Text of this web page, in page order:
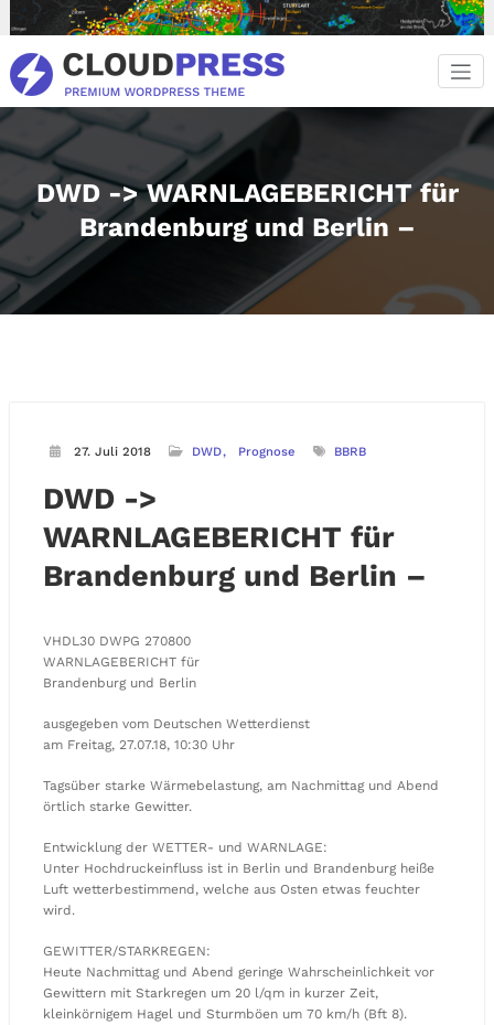
Inhalt
springen
DWD -> WARNLAGEBERICHT für
Brandenburg und Berlin –
27. Juli 2018 DWD Prognose BBRB
DWD ->
WARNLAGEBERICHT für
Brandenburg und Berlin –
VHDL30 DWPG 270800
WARNLAGEBERICHT für
Brandenburg und Berlin
ausgegeben vom Deutschen Wetterdienst
am Freitag, 27.07.18, 10:30 Uhr
Tagsüber starke Wärmebelastung, am Nachmittag und Abend
örtlich starke Gewitter.
Entwicklung der WETTER- und WARNLAGE:
Unter Hochdruckeinfluss ist in Berlin und Brandenburg heiße
Luft wetterbestimmend, welche aus Osten etwas feuchter
wird.
GEWITTER/STARKREGEN:
Heute Nachmittag und Abend geringe Wahrscheinlichkeit vor
Gewittern mit Starkregen um 20 l/qm in kurzer Zeit,
kleinkörnigem Hagel und Sturmböen um 70 km/h (Bft 8).